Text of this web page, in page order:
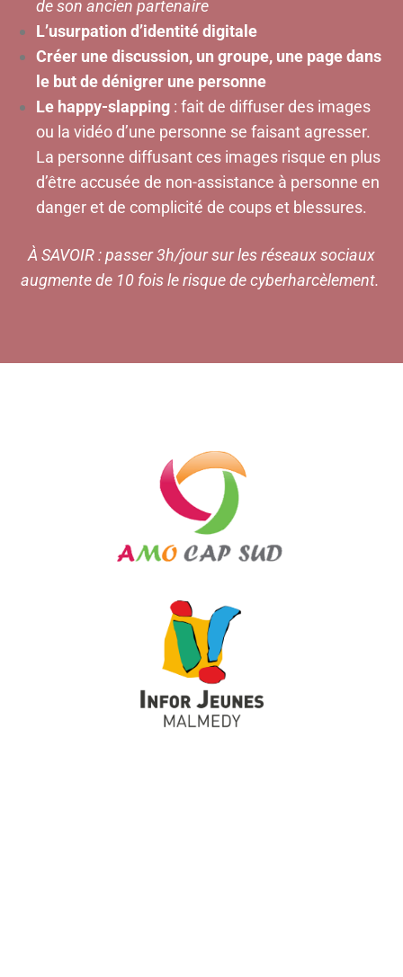
deson ancien partenaire
L’usurpation d’identité digitale
Créer une discussion, un groupe, une page dans
le but de dénigrer une personne
Le happy-slapping : fait de diffuser des images
ou la vidéo d’une personne se faisant agresser.
La personne diffusant ces images risque en plus
d’être accusée de non-assistance à personne en
danger et de complicité de coups et blessures.
À SAVOIR : passer 3h/jour sur les réseaux sociaux
augmente de 10 fois le risque de cyberharcèlement.